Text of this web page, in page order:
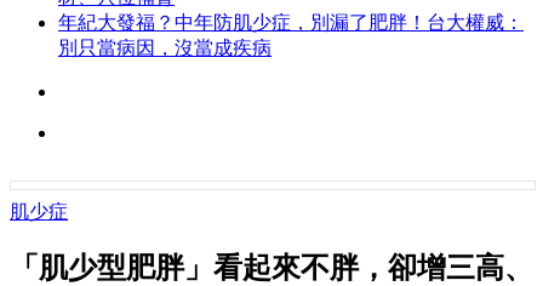
年紀大發福？中年防肌少症，別漏了肥胖！台大權威：
別只當病因，沒當成疾病
肌少症
「肌少型肥胖」看起來不胖，卻增三高、